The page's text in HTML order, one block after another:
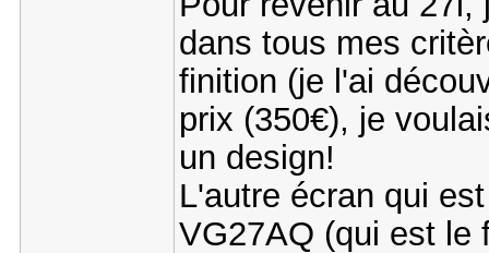
dans tous mes
finition (je l'ai
prix (350€), je
un design!
L'autre écran qui
VG27AQ (qui est le